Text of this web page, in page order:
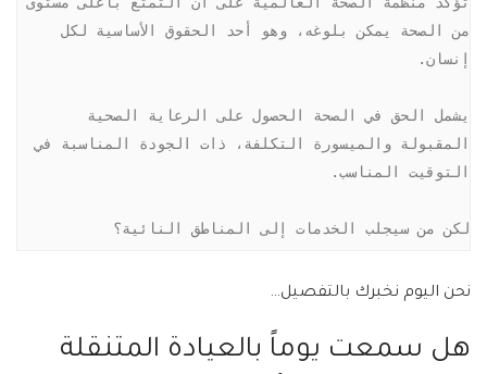
المقبولة والميسورة التكلفة، ذات الجودة المناسبة في
لكن من سيجلب الخدمات إلى المناطق النائية؟
نحن اليوم نخبرك بالتفصيل…
هل سمعت يوماً بالعيادة المتنقلة